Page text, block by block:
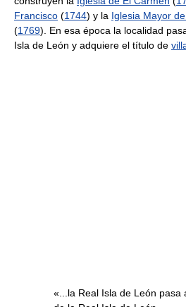
Francisco (1744) y la Iglesia Mayor
(1769). En esa época la localidad
Isla de León y adquiere el título de
«...la Real Isla de León pasa